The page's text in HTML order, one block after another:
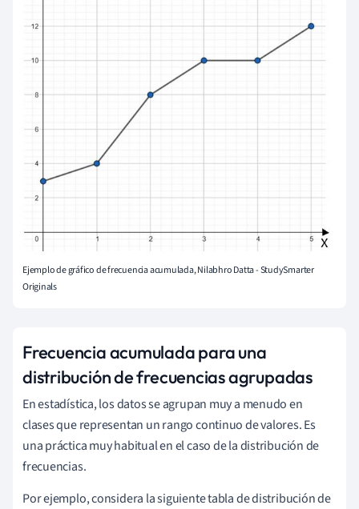
Ejemplo de gráfico de frecuencia acumulada, Nilabhro Datta - StudySmarter
Originals
Frecuencia acumulada para una
distribución de frecuencias agrupadas
En estadística, los datos se agrupan muy a menudo en
clases que representan un rango continuo de valores. Es
una práctica muy habitual en el caso de la distribución de
frecuencias.
Por ejemplo, considera la siguiente tabla de distribución de